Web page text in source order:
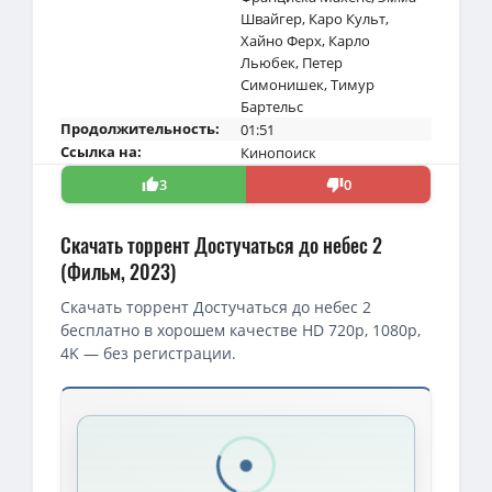
Швайгер, Каро Культ,
Хайно Ферх, Карло
Льюбек, Петер
Симонишек,Тимур
Бартельс
Продолжительность:
01:51
Ссылка на:
Кинопоиск
3
0
Скачать торрент Достучаться до небес 2
(Фильм, 2023)
Скачать торрент Достучаться до небес 2
бесплатно в хорошем качестве HD 720p, 1080p,
4K — без регистрации.
Скачать торрент — Достучаться до небес 2 / Das Beste
Достучаться до небес 2 / Das Beste kommt noch! (Тиль
Достучаться до небес 2 / Лучшее впереди / Das Beste kommt